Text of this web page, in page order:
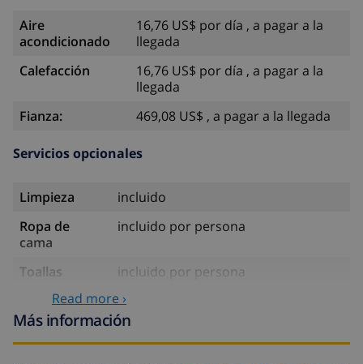
Aire
acondicionado
16,76 US$ por día , a pagar a la
llegada
Calefacción
16,76 US$ por día , a pagar a la
llegada
Fianza:
469,08 US$ , a pagar a la llegada
Servicios opcionales
Limpieza
incluido
Ropa de
cama
incluido por persona
Toallas
incluido por persona
35,18 US$ , a pagar a la llegada
Trona
4,19 US$ por día , a pagar a la
llegada
Read more ›
Más información